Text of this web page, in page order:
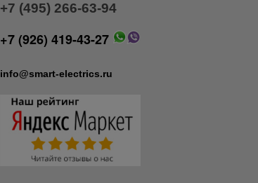
+7 (495) 266-63-94
+7 (926) 419-43-27
info@smart-electrics.ru